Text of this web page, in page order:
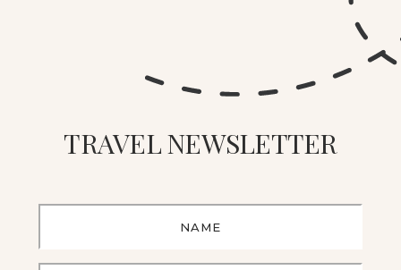
TRAVEL NEWSLETTER